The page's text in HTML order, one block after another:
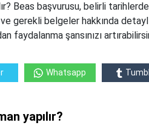
Beas başvurusu, belirli
gerekli belgeler hakkında
faydalanma şansınızı
Whatsapp
yapılır?